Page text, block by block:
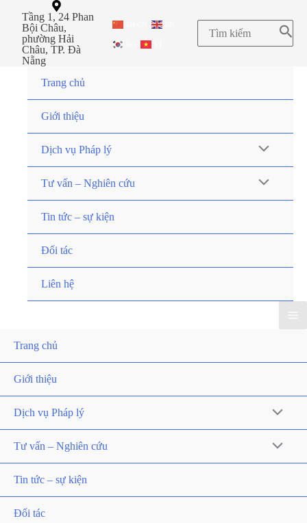
Tầng 1, 24 Phan
Bội Châu,
phường Hải
Châu, TP. Đà
Nẵng
Trang chủ
Giới thiệu
Dịch vụ Pháp lý
Tư vấn – Nghiên cứu
Tin tức – sự kiện
Đối tác
Liên hệ
Trang chủ
Giới thiệu
Dịch vụ Pháp lý
Tư vấn – Nghiên cứu
Tin tức – sự kiện
Đối tác